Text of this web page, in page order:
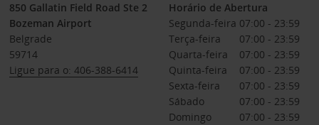
850 Gallatin Field Road Ste 2
Bozeman Airport
Belgrade
59714
Ligue para o: 406-388-6414
Horário de Abertura
Segunda-feira 07:00 - 23:59
Terça-feira
07:00 - 23:59
Quarta-feira
07:00 - 23:59
Quinta-feira
07:00 - 23:59
Sexta-feira
07:00 - 23:59
Sábado
07:00 - 23:59
Domingo
07:00 - 23:59